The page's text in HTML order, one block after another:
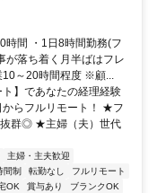
時間 ・1日8時間勤務(フ
落ち着く月半ばはフレ
10～20時間程度 ※顧...
】であなたの経理経験
らフルリモート！ ★フ
抜群◎ ★主婦（夫）世代
主婦・主夫歓迎
間制 転勤なし
フルリモート
OK 賞与あり
ブランクOK